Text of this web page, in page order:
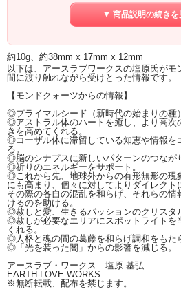
すべてのレベル（チャクラ）を浄化、調整しま
アストラルレベルでのハートチャクラの癒しに
ょう。
ハートチャクラの深いブロックが解除され癒さ
本当の意味で、自分自身と繋がり、地球と繋が
自分自身と向き合う時の強力なサポーターとし
活躍してくれることでしょう。
▼ 商品説明の続き
約10g、約38mm x 17mm x 12mm
以下は、アースラブワークスの塩原氏が
間に渡り触れながら受けとった情報です。
【モンドクォーツからの情報】
◎プライマルシード（新時代の始まりの種
◎アストラル体のハートを癒し、より高次
きを高めてくれる。
◎コーザル体に滞留している知恵や情報を
る。
◎脳のシナプスに新しいパターンのつなが
◎祈りのエネルギーをサポート。
◎これから先、地球外からの有形無形の現
にも高まり、個々に対してよりダイレクト
その際の各自の混乱を和らげ、それらの
けるのを助ける。
◎赦しと愛、生きるパッションのクリスタ
◎赦しが必要なエリアにスポットライトを
くれる。
◎人格と魂の間の葛藤を和らげ調和をもた
◎「光を装った闇」からの影響を減じる。
アースラブ・ワークス 塩原 基弘
EARTH-LOVE WORKS
※無断転載、配布を禁じます。